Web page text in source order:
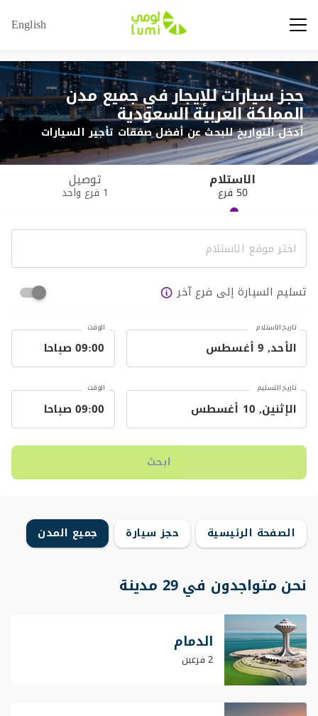
English
حجز سيارات للإيجار في جميع مدن
المملكة العربية السعودية
أدخل التواريخ للبحث عن أفضل صفقات تأجير السيارات
الاستلام
50 فرع
توصيل
1 فرع واحد
تسليم السيارة إلى فرع آخر
تاريخ الاستلام الوقت
تاريخ التسليم الوقت
ابحث
الصفحة الرئيسية حجز سيارة جميع المدن
نحن متواجدون في 29 مدينة
الدمام
2 فرعين